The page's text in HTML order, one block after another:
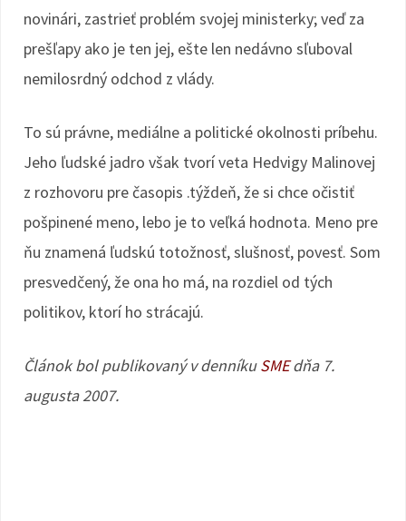
novinári, zastrieť problém svojej ministerky; veď za
prešľapy ako je ten jej, ešte len nedávno sľuboval
nemilosrdný odchod z vlády.
To sú právne, mediálne a politické okolnosti príbehu.
Jeho ľudské jadro však tvorí veta Hedvigy Malinovej
z rozhovoru pre časopis .týždeň, že si chce očistiť
pošpinené meno, lebo je to veľká hodnota. Meno pre
ňu znamená ľudskú totožnosť, slušnosť, povesť. Som
presvedčený, že ona ho má, na rozdiel od tých
politikov, ktorí ho strácajú.
Článok bol publikovaný v denníkuSMEdňa 7.
augusta 2007.